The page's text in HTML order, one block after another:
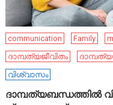
communication Family
ദാമ്പത്യജീവിതം
വിശ്വാസം
ദാമ്പത്യബന്ധത്തിൽ